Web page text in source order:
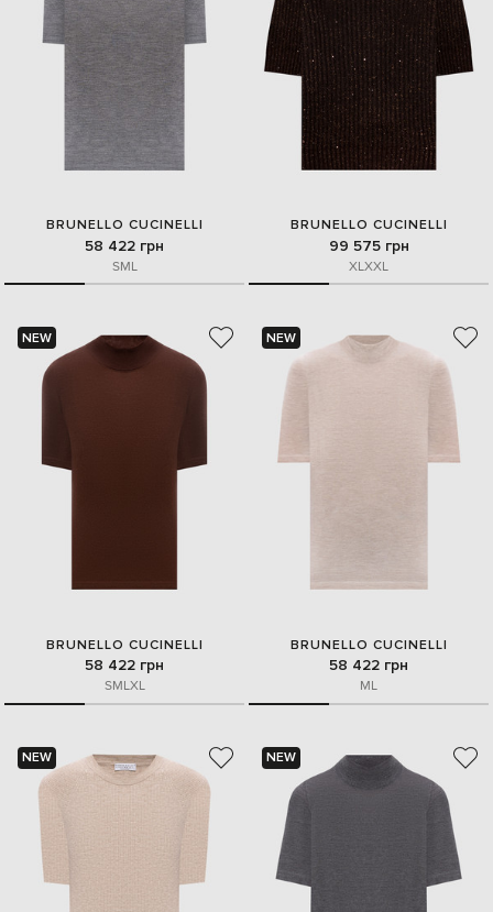
BRUNELLO CUCINELLI
58 422 грн
SML
BRUNELLO CUCINELLI
99 575 грн
XLXXL
NEW
BRUNELLO CUCINELLI
58 422 грн
SMLXL
NEW
BRUNELLO CUCINELLI
58 422 грн
ML
NEW NEW